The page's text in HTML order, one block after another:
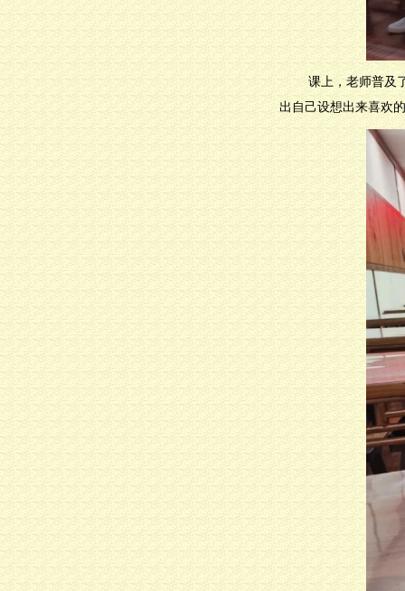
课上，老师普及
出自己设想出来喜欢